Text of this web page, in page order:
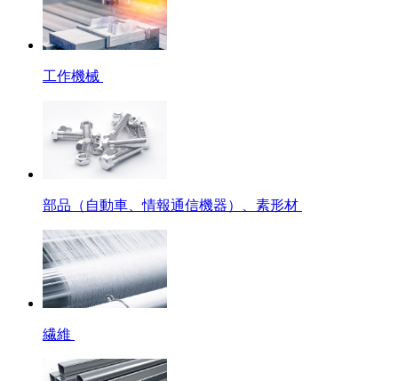
工作機械
部品（自動車、情報通信機器）、素形材
繊維